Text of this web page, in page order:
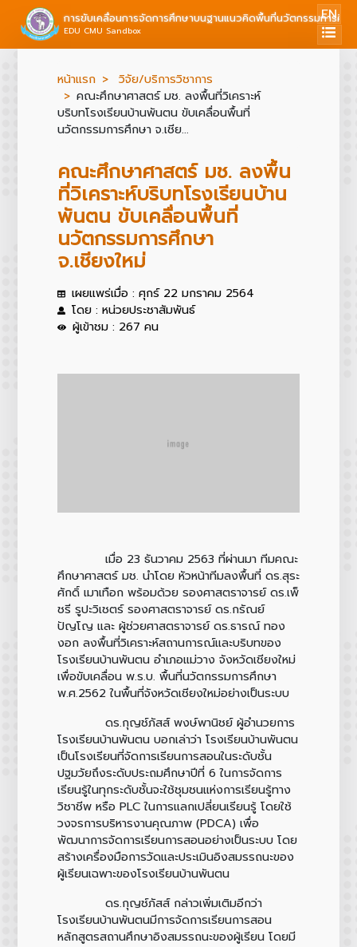
การขับเคลื่อนการจัดการศึกษาบนฐานแนวคิดพื้นที่นวัตกรรมการศึก
EDU CMU Sandbox
EN
หน้าแรก
วิจัย/บริการวิชาการ
คณะศึกษาศาสตร์ มช. ลงพื้นที่วิเคราะห์
บริบทโรงเรียนบ้านพันตน ขับเคลื่อนพื้นที่
นวัตกรรมการศึกษา จ.เชีย...
คณะศึกษาศาสตร์ มช. ลงพื้น
ที่วิเคราะห์บริบทโรงเรียนบ้าน
พันตน ขับเคลื่อนพื้นที่
นวัตกรรมการศึกษา
จ.เชียงใหม่
เผยแพร่เมื่อ : ศุกร์ 22 มกราคม 2564
โดย : หน่วยประชาสัมพันธ์
ผู้เข้าชม : 267 คน
เมื่อ 23 ธันวาคม 2563 ที่ผ่านมา ทีมคณะ
ศึกษาศาสตร์ มช. นำโดย หัวหน้าทีมลงพื้นที่ ดร.สุระ
ศักดิ์ เมาเทือก พร้อมด้วย รองศาสตราจารย์ ดร.เพ็
ชรี รูปะวิเชตร์ รองศาสตราจารย์ ดร.กรัณย์
ปัญโญ และ ผู้ช่วยศาสตราจารย์ ดร.ธารณ์ ทอง
งอก ลงพื้นที่วิเคราะห์สถานการณ์และบริบทของ
โรงเรียนบ้านพันตน อำเภอแม่วาง จังหวัดเชียงใหม่
เพื่อขับเคลื่อน พ.ร.บ. พื้นที่นวัตกรรมการศึกษา
พ.ศ.2562 ในพื้นที่จังหวัดเชียงใหม่อย่างเป็นระบบ
ดร.กุญช์ภัสส์ พงษ์พานิชย์ ผู้อำนวยการ
โรงเรียนบ้านพันตนบอกเล่าว่า โรงเรียนบ้านพันตน
เป็นโรงเรียนที่จัดการเรียนการสอนในระดับชั้น
ปฐมวัยถึงระดับประถมศึกษาปีที่ 6 ในการจัดการ
เรียนรู้ในทุกระดับชั้นจะใช้ชุมชนแห่งการเรียนรู้ทาง
วิชาชีพ หรือ PLC ในการแลกเปลี่ยนเรียนรู้ โดยใช้
วงจรการบริหารงานคุณภาพ (PDCA) เพื่อ
พัฒนาการจัดการเรียนการสอนอย่างเป็นระบบ โดย
สร้างเครื่องมือการวัดและประเมินอิงสมรรถนะของ
ผู้เรียนเฉพาะของโรงเรียนบ้านพันตน
ดร.กุญช์ภัสส์กล่าวเพิ่มเติมอีกว่า
โรงเรียนบ้านพันตนมีการจัดการเรียนการสอน
หลักสูตรสถานศึกษาอิงสมรรถนะของผู้เรียน โดยมี